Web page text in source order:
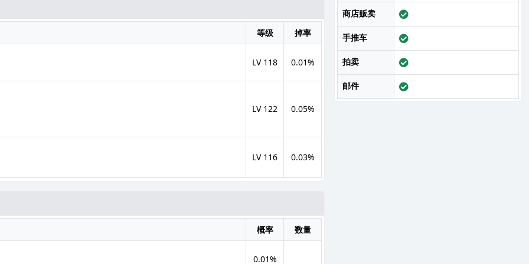
等级 掉率
LV 118 0.01%
LV 122 0.05%
LV 116 0.03%
概率 数量
0.01%
商店贩卖
手推车
拍卖
邮件